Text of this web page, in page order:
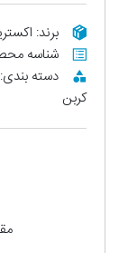
برند:
شناسه
دسته
کربن